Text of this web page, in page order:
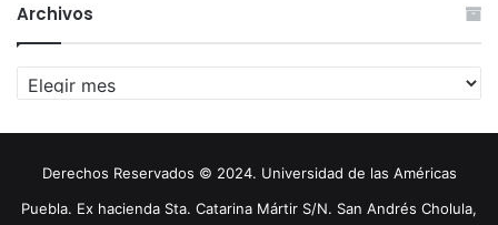
Archivos
Archivos
Derechos Reservados © 2024. Universidad de las Américas
Puebla. Ex hacienda Sta. Catarina Mártir S/N. San Andrés Cholula,